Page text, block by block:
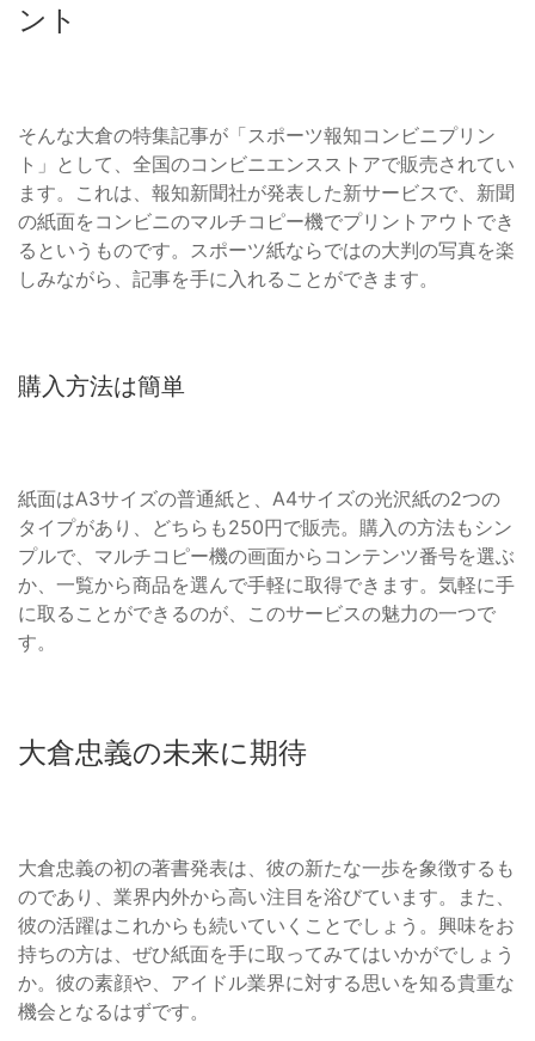
ント
そんな大倉の特集記事が「スポーツ報知コンビニプリン
ト」として、全国のコンビニエンスストアで販売されてい
ます。これは、報知新聞社が発表した新サービスで、新聞
の紙面をコンビニのマルチコピー機でプリントアウトでき
るというものです。スポーツ紙ならではの大判の写真を楽
しみながら、記事を手に入れることができます。
購入方法は簡単
紙面はA3サイズの普通紙と、A4サイズの光沢紙の2つの
タイプがあり、どちらも250円で販売。購入の方法もシン
プルで、マルチコピー機の画面からコンテンツ番号を選ぶ
か、一覧から商品を選んで手軽に取得できます。気軽に手
に取ることができるのが、このサービスの魅力の一つで
す。
大倉忠義の未来に期待
大倉忠義の初の著書発表は、彼の新たな一歩を象徴するも
のであり、業界内外から高い注目を浴びています。また、
彼の活躍はこれからも続いていくことでしょう。興味をお
持ちの方は、ぜひ紙面を手に取ってみてはいかがでしょう
か。彼の素顔や、アイドル業界に対する思いを知る貴重な
機会となるはずです。